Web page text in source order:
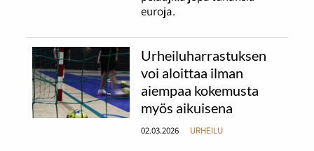
euroja.
Urheiluharrastuksen
voi aloittaa ilman
aiempaa kokemusta
myös aikuisena
02.03.2026 URHEILU